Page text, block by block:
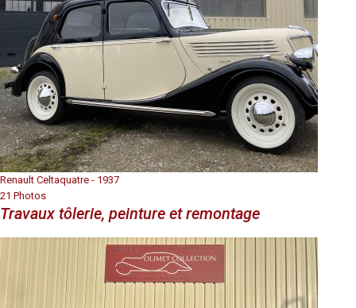
Renault Celtaquatre - 1937
21 Photos
Travaux tôlerie, peinture et remontage